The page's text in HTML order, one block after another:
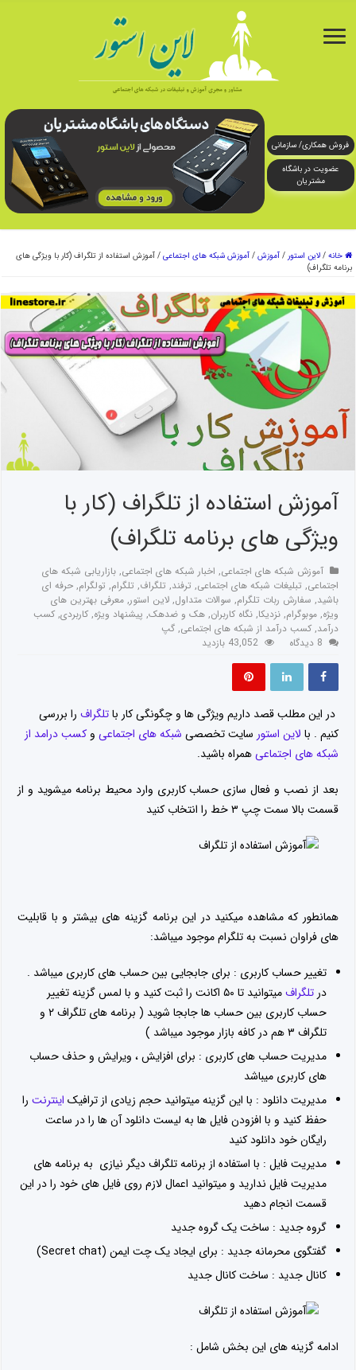
فروش همکاری/ سازمانی
عضویت در باشگاه
مشتریان
خانه / لاین استور / آموزش / آموزش شبکه های اجتماعی / آموزش استفاده از تلگراف (کار با ویژگی های
برنامه تلگراف)
آموزش استفاده از تلگراف (کار با
ویژگی های برنامه تلگراف)
آموزش شبکه های اجتماعی, اخبار شبکه های اجتماعی,بازاریابی شبکه های
اجتماعی, تبلیغات شبکه های اجتماعی, ترفند, تلگراف, تلگرام, تولگرام,حرفه ای
باشید, سفارش ربات تلگرام, سوالات متداول,لاین استور,معرفی بهترین های
ویژه,موبوگرام,نزدیکا,نگاه کاربران,هک و ضدهک, پیشنهاد ویژه,کاربردی,کسب
درآمد,کسب درآمد از شبکه های اجتماعی,گپ
8 دیدگاه
43,052 بازدید
در این مطلب قصد داریم ویژگی ها و چگونگی کار باتلگراف را بررسی
کنیم . با لاین استور سایت تخصصی شبکه های اجتماعی وکسب درامد از
شبکه های اجتماعیهمراه باشید.
بعد از نصب و فعال سازی حساب کاربری وارد محیط برنامه میشوید و از
قسمت بالا سمت چپ ۳ خط را انتخاب کنید
همانطور که مشاهده میکنید در این برنامه گزینه های بیشتر و با قابلیت
های فراوان نسبت به تلگرام موجود میباشد:
تغییر حساب کاربری : برای جابجایی بین حساب های کاربری میباشد .
درتلگراف
میتوانید تا ۵۰ اکانت را ثبت کنید و با لمس گزینه تغییر
حساب کاربری بین حساب ها جابجا شوید ( برنامه های تلگراف ۲ و
تلگراف ۳ هم در کافه بازار موجود میباشد )
مدیریت حساب های کاربری : برای افزایش ، ویرایش و حذف حساب
های کاربری میباشد
مدیریت دانلود : با این گزینه میتوانید حجم زیادی از ترافیک اینترنت را
حفظ کنید و با افزودن فایل ها به لیست دانلود آن ها را در ساعت
رایگان خود دانلود کنید
مدیریت فایل : با استفاده از برنامه تلگراف دیگر نیازی به برنامه های
مدیریت فایل ندارید و میتوانید اعمال لازم روی فایل های خود را در این
قسمت انجام دهید
گروه جدید : ساخت یک گروه جدید
گفتگوی محرمانه جدید : برای ایجاد یک چت ایمن (Secret chat)
کانال جدید : ساخت کانال جدید
ادامه گزینه های این بخش شامل :